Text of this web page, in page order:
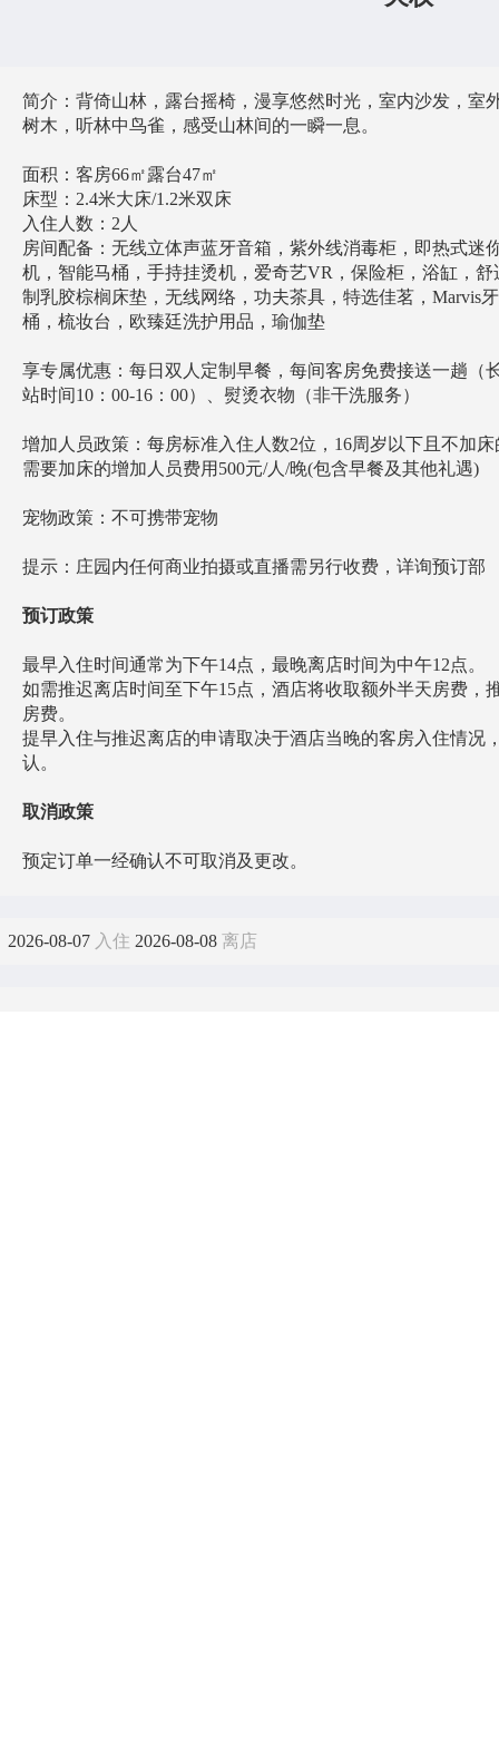
简介：背倚山林，露台摇椅，漫享悠然时光，室内沙发，室
树⽊，听林中⻦雀，感受⼭林间的⼀瞬⼀息。
面积：客房66㎡露台47㎡
床型：2.4米大床/1.2米双床
入住人数：2人
房间配备：无线立体声蓝牙音箱，紫外线消毒柜，即热式迷
机，智能马桶，手持挂烫机，爱奇艺VR，保险柜，浴缸，
制乳胶棕榈床垫，无线网络，功夫茶具，特选佳茗，Marvis
桶，梳妆台，欧臻廷洗护用品，瑜伽垫
享专属优惠：每日双人定制早餐，每间客房免费接送一趟（
站时间10：00-16：00）、熨烫衣物（非干洗服务）
增加人员政策：每房标准入住人数2位，16周岁以下且不加
需要加床的增加人员费用500元/人/晚(包含早餐及其他礼遇)
宠物政策：不可携带宠物
提示：庄园内任何商业拍摄或直播需另行收费，详询预订部
预订政策
最早入住时间通常为下午14点，最晚离店时间为中午12点。
如需推迟离店时间至下午15点，酒店将收取额外半天房费，
房费。
提早入住与推迟离店的申请取决于酒店当晚的客房入住情况
认。
取消政策
预定订单一经确认不可取消及更改。
2026-08-07 入住 2026-08-08 离店